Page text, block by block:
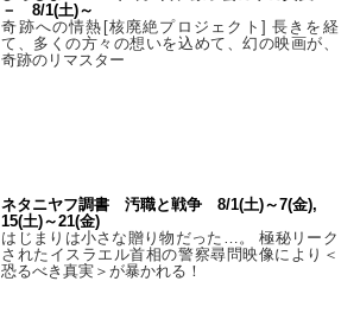
－ 8/1(土)～
奇跡への情熱[核廃絶プロジェクト] 長きを経
て、多くの方々の想いを込めて、幻の映画が、
奇跡のリマスター
ネタニヤフ調書 汚職と戦争 8/1(土)～7(金),
15(土)～21(金)
はじまりは小さな贈り物だった…。 極秘リーク
されたイスラエル首相の警察尋問映像により＜
恐るべき真実＞が暴かれる！